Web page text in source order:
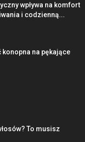
wpływa na komfort
i codzienną...
konopna na pękające
To musisz